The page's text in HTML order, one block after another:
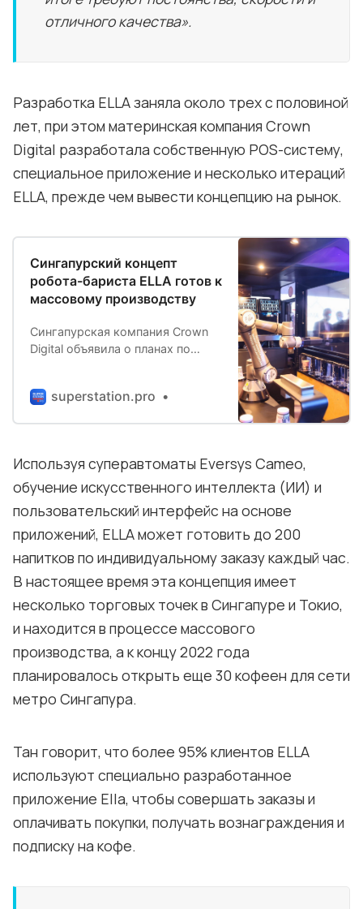
отличного качества».
Разработка ELLA заняла около трех с половиной
лет, при этом материнская компания Crown
Digital разработала собственную POS-систему,
специальное приложение и несколько итераций
ELLA, прежде чем вывести концепцию на рынок.
Сингапурский концепт
робота-бариста ELLA готов к
массовому производству
Сингапурская компания Crown
Digital объявила о планах по
ELLA, причем бренд нацелен на
superstation.pro
Используя суперавтоматы Eversys Cameo,
обучение искусственного интеллекта (ИИ) и
пользовательский интерфейс на основе
приложений, ELLA может готовить до 200
напитков по индивидуальному заказу каждый час.
В настоящее время эта концепция имеет
несколько торговых точек в Сингапуре и Токио,
и находится в процессе массового
производства, а к концу 2022 года
планировалось открыть еще 30 кофеен для сети
метро Сингапура.
Тан говорит, что более 95% клиентов ELLA
используют специально разработанное
приложение Ella, чтобы совершать заказы и
оплачивать покупки, получать вознаграждения и
подписку на кофе.